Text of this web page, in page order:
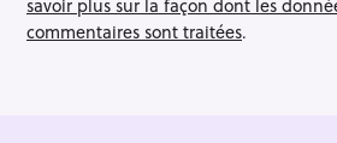
i
o
savoir plus sur la façon dont les
commentaires sont traitées.